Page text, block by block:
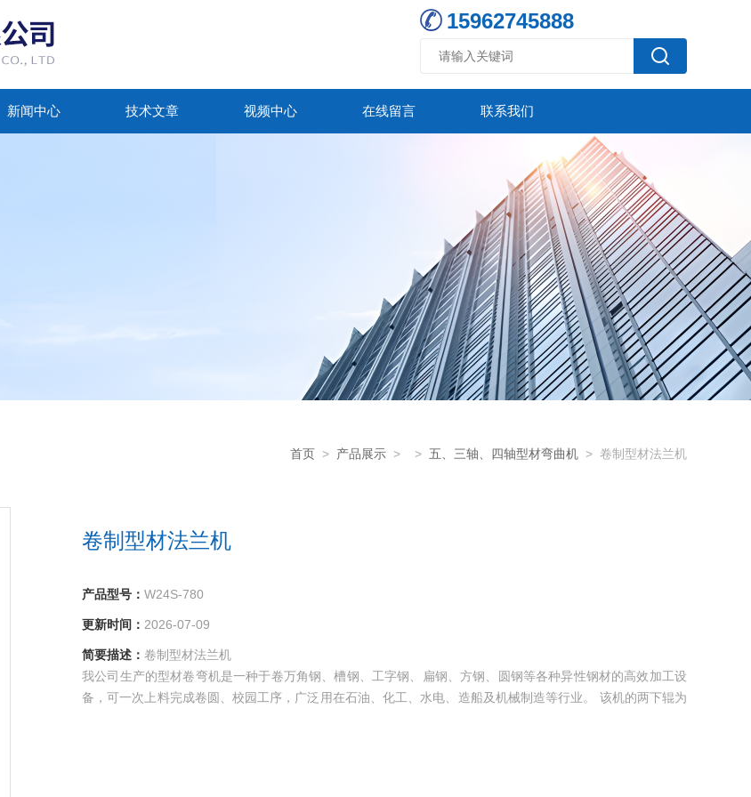
15962745888
新闻中心 技术文章 视频中心 在线留言 联系我们
首页 > 产品展示 > > 五、三轴、四轴型材弯曲机 > 卷制型材法兰机
卷制型材法兰机
产品型号： W24S-780
更新时间： 2026-07-09
简要描述： 卷制型材法兰机
我公司生产的型材卷弯机是一种于卷万角钢、槽钢、工字钢、扁钢、方钢、圆钢等各种异性钢材的高效加工设
备，可一次上料完成卷圆、校园工序，广泛用在石油、化工、水电、造船及机械制造等行业。 该机的两下辊为